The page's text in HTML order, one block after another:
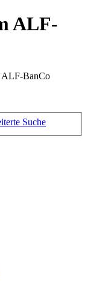
ALF-
ALF-BanCo
Suche